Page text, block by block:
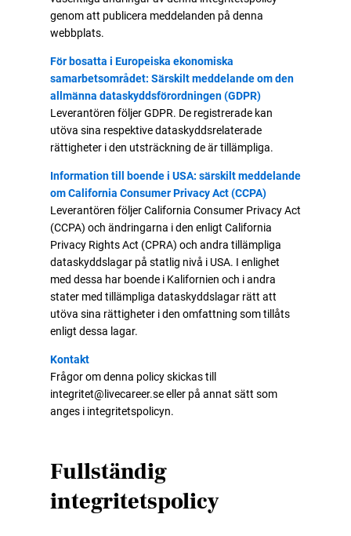
genom att publicera meddelanden på denna
webbplats.
För bosatta i Europeiska ekonomiska
samarbetsområdet: Särskilt meddelande om den
allmänna dataskyddsförordningen (GDPR)
Leverantören följer GDPR. De registrerade kan
utöva sina respektive dataskyddsrelaterade
rättigheter i den utsträckning de är tillämpliga.
Information till boende i USA: särskilt meddelande
om California Consumer Privacy Act (CCPA)
Leverantören följer California Consumer Privacy Act
(CCPA) och ändringarna i den enligt California
Privacy Rights Act (CPRA) och andra tillämpliga
dataskyddslagar på statlig nivå i USA. I enlighet
med dessa har boende i Kalifornien och i andra
stater med tillämpliga dataskyddslagar rätt att
utöva sina rättigheter i den omfattning som tillåts
enligt dessa lagar.
Kontakt
Frågor om denna policy skickas till
integritet@livecareer.se eller på annat sätt som
anges i integritetspolicyn.
Fullständig
integritetspolicy